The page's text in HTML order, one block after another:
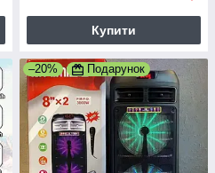
Купити
–20% Подарунок